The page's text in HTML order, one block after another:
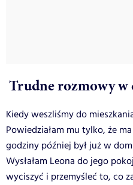
Trudne rozmowy w
Kiedy weszliśmy do
Powiedziałam mu tylko, że
godziny później był już w
Wysłałam Leona do jego
wyciszyć i przemyśleć to, co